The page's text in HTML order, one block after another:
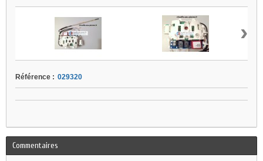
›
Référence : 029320
Commentaires